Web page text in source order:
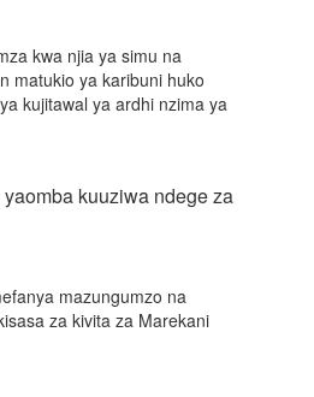
kwa njia ya simu na
matukio ya karibuni huko
kujitawal ya ardhi nzima ya
kuuziwa ndege za
mazungumzo na
za kivita za Marekani